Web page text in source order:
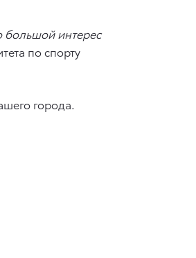
большой интерес
по спорту
города.